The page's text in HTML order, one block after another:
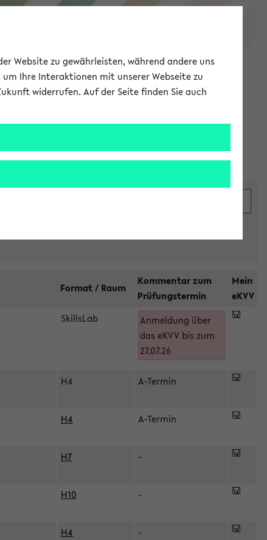
eKVV
Format / Raum
Kommentar zum
Prüfungstermin
Mein
eKVV
SkillsLab
Anmeldung über
das eKVV bis zum
27.07.26
H4 A-Termin
H4 A-Termin
H7 -
H10 -
H4 -
Website zu gewährleisten, während andere uns
um Ihre Interaktionen mit unserer Webseite zu
widerrufen. Auf der Seite finden Sie auch